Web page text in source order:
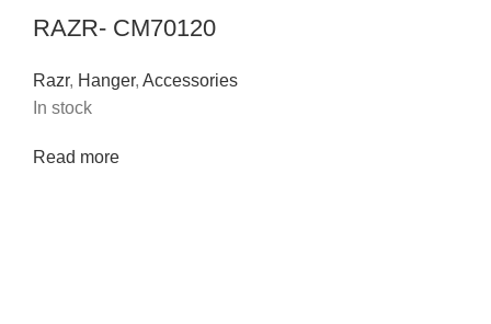
RAZR- CM70120
Razr, Hanger, Accessories
In stock
Read more